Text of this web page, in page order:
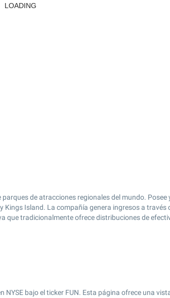
de atracciones regionales del mundo.
Island. La compañía genera ingresos a
que tradicionalmente ofrece distribuciones de
NYSE bajo el ticker FUN. Esta página ofrece una